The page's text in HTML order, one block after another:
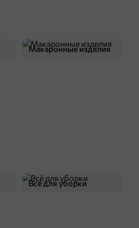
Макаронные изделия
Всё для уборки